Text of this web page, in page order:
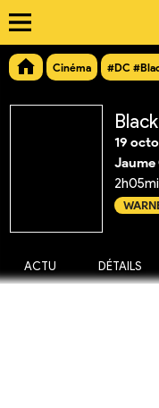
Cinéma #DC
19
ACTU DÉTAILS